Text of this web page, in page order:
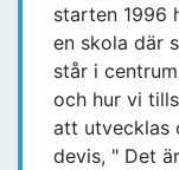
starten 1996
en skola där
står i
och hur vi
att utvecklas
devis, " Det